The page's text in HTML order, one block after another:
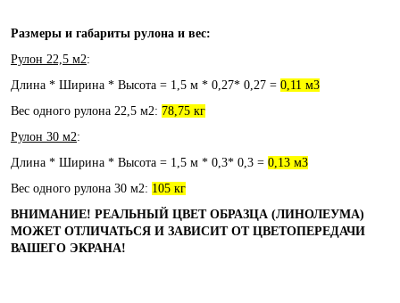
Размеры и габариты рулона и вес:
Рулон 22,5 м2:
Длина * Ширина * Высота = 1,5 м * 0,27* 0,27 = 0,11 м3
Вес одного рулона 22,5 м2: 78,75 кг
Рулон 30 м2:
Длина * Ширина * Высота = 1,5 м * 0,3* 0,3 = 0,13 м3
Вес одного рулона 30 м2: 105 кг
ВНИМАНИЕ! РЕАЛЬНЫЙ ЦВЕТ ОБРАЗЦА (ЛИНОЛЕУМА)
МОЖЕТ ОТЛИЧАТЬСЯ И ЗАВИСИТ ОТ ЦВЕТОПЕРЕДАЧИ
ВАШЕГО ЭКРАНА!